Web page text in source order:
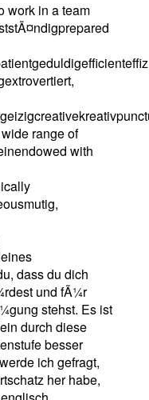
work in a team
range of
with
dass du dich
und fÃ¼r
stehst. Es ist
durch diese
besser
ich gefragt,
her habe,